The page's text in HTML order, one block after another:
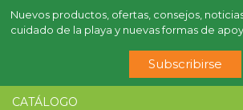
Nuevos productos, ofertas, consejos,
cuidado de la playa y nuevas formas de
Subscribirse
CATÁLOGO